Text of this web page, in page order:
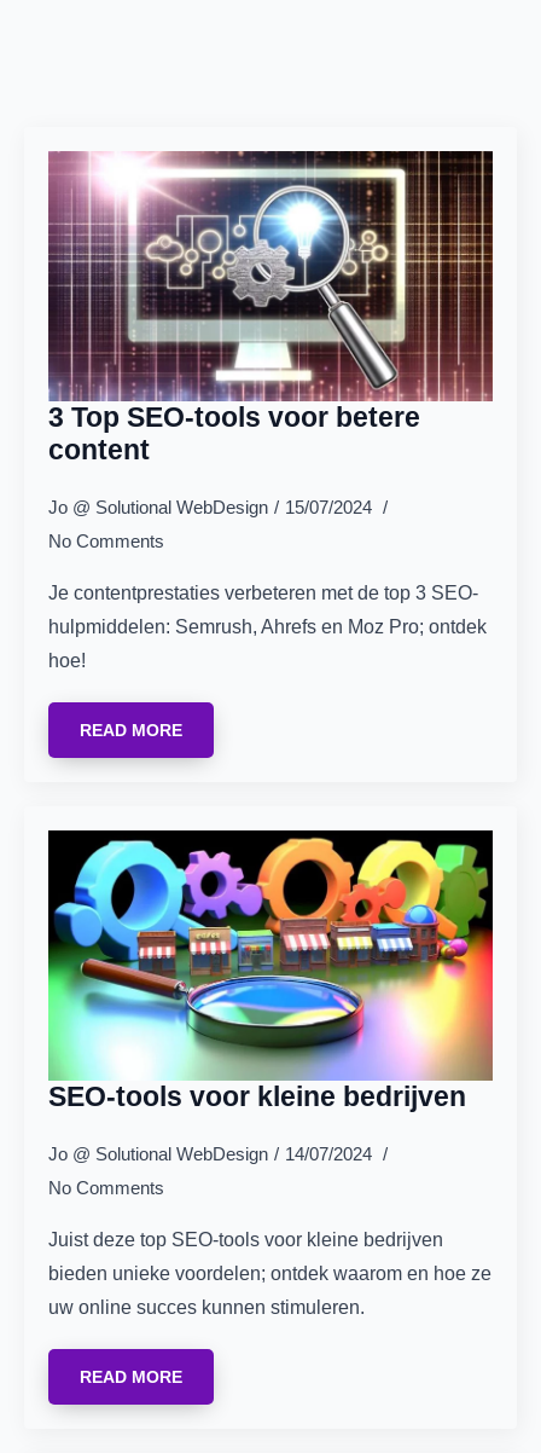
3 Top SEO-tools voor betere
content
Jo @ Solutional WebDesign
15/07/2024
No Comments
Je contentprestaties verbeteren met de top 3 SEO-
hulpmiddelen: Semrush, Ahrefs en Moz Pro; ontdek
hoe!
READ MORE
SEO-tools voor kleine bedrijven
Jo @ Solutional WebDesign
14/07/2024
No Comments
Juist deze top SEO-tools voor kleine bedrijven
bieden unieke voordelen; ontdek waarom en hoe ze
uw online succes kunnen stimuleren.
READ MORE